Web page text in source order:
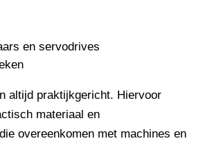
en servodrives
altijd praktijkgericht. Hiervoor
materiaal en
overeenkomen met machines en